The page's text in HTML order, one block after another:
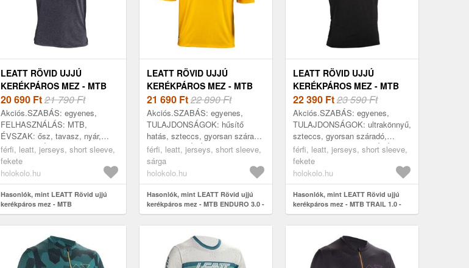
LEATT RÖVID UJJÚ
KERÉKPÁROS MEZ - MTB
ALLMOUNTAIN 2.0 -
FEKETE
20 690 Ft21 790 Ft
Akciós.SZABÁS: egyenes,
FELHASZNÁLÁS: MTB,
ÉVSZAK: ősz, tavasz, nyár,
KIVITELEZÉS: fényvisszaverő
elemek, HOSSZ: rövid ujj,
ANYAG: TENCEL™, Poliamid,
férfi, leatt, jerseys, short sleeve,
fekete
holokolo.hu
Hasonlók, mint LEATT Rövid ujjú
kerékpáros mez - MTB
ALLMOUNTAIN 2.0 - fekete
LEATT RÖVID UJJÚ
KERÉKPÁROS MEZ - MTB
ENDURO 3.0 - SÁRGA
21 690 Ft22 890 Ft
Akciós.SZABÁS: egyenes,
TULAJDONSÁGOK: hűsítő
hatás, szteccs, gyorsan száradó,
FELHASZNÁLÁS: enduro, MTB,
ÉVSZAK: ősz, tavasz, nyár,
HOSSZ: rövid ujj, ANY...
férfi, leatt, jerseys, short sleeve,
sárga
holokolo.hu
Hasonlók, mint LEATT Rövid ujjú
kerékpáros mez - MTB ENDURO 3.0 -
sárga
LEATT RÖVID UJJÚ
KERÉKPÁROS MEZ - MTB
TRAIL 1.0 - FEKETE
22 390 Ft23 590 Ft
Akciós.SZABÁS: egyenes,
TULAJDONSÁGOK: ultrakönnyű,
szteccs, gyorsan száradó,
elasztikus, FELHASZNÁLÁS:
Trail, MTB, ÉVSZAK: ősz,
tavasz, nyár, KIVITELEZÉS...
férfi, leatt, jerseys, short sleeve,
fekete
holokolo.hu
Hasonlók, mint LEATT Rövid ujjú
kerékpáros mez - MTB TRAIL 1.0 -
fekete